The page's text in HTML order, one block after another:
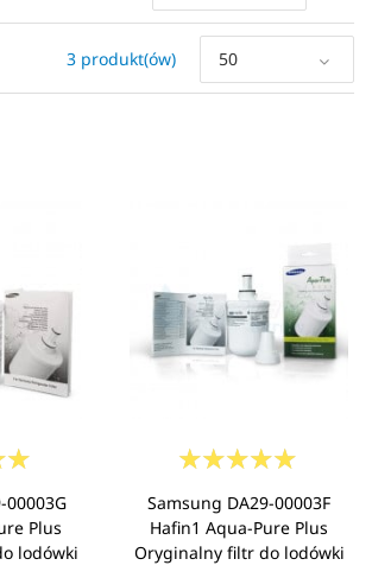
3 produkt(ów) 50
00003G
Plus
lodówki
Samsung DA29-00003F
Hafin1 Aqua-Pure Plus
Oryginalny filtr do lodówki